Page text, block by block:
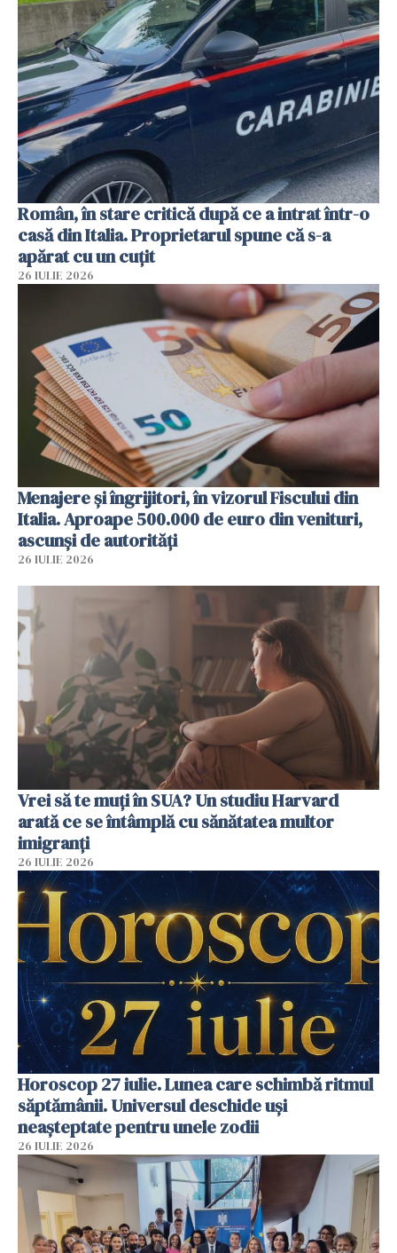
Român, în stare critică după ce a intrat într-o
casă din Italia. Proprietarul spune că s-a
apărat cu un cuțit
26 IULIE 2026
Menajere și îngrijitori, în vizorul Fiscului din
Italia. Aproape 500.000 de euro din venituri,
ascunși de autorități
26 IULIE 2026
Vrei să te muți în SUA? Un studiu Harvard
arată ce se întâmplă cu sănătatea multor
imigranți
26 IULIE 2026
Horoscop 27 iulie. Lunea care schimbă ritmul
săptămânii. Universul deschide uși
neașteptate pentru unele zodii
26 IULIE 2026